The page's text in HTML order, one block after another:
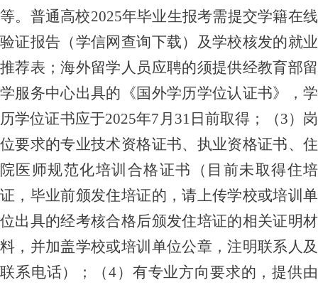
等。普通高校2025年毕业生报考需提交学籍在线
验证报告（学信网查询下载）及学校核发的就业
推荐表；海外留学人员应聘的须提供经教育部留
学服务中心出具的《国外学历学位认证书》
，学
历学位证书应于2025年7月31日 前取得 ；（3）岗
位要求的专业技术资格证书、执业资格证书、住
院医师规范化培训合格证书（目前未取得住培
证，毕业前颁发住培证的，请上传学校或培训单
位出具的经考核合格后颁发住培证的相关证明材
料，并加盖学校或培训单位公章，注明联系人及
联系电话）；（4）有专业方向要求的，提供由